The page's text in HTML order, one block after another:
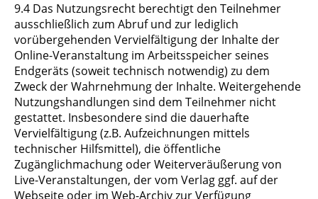
9.4 Das Nutzungsrecht berechtigt den Teilnehmer
ausschließlich zum Abruf und zur lediglich
vorübergehenden Vervielfältigung der Inhalte der
Online-Veranstaltung im Arbeitsspeicher seines
Endgeräts (soweit technisch notwendig) zu dem
Zweck der Wahrnehmung der Inhalte. Weitergehende
Nutzungshandlungen sind dem Teilnehmer nicht
gestattet. Insbesondere sind die dauerhafte
Vervielfältigung (z.B. Aufzeichnungen mittels
technischer Hilfsmittel), die öffentliche
Zugänglichmachung oder Weiterveräußerung von
Live-Veranstaltungen, der vom Verlag ggf. auf der
Webseite oder im Web-Archiv zur Verfügung